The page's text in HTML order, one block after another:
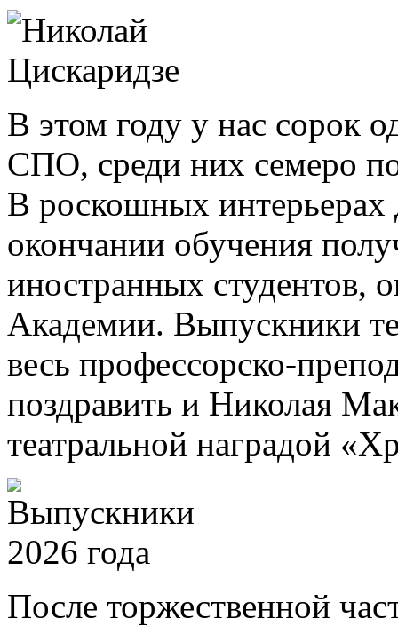
В этом году у нас сорок
СПО, среди них семеро
В роскошных интерьерах
окончании обучения
иностранных студентов,
Академии. Выпускники
весь профессорско-
поздравить и Николая
театральной наградой
После торжественной